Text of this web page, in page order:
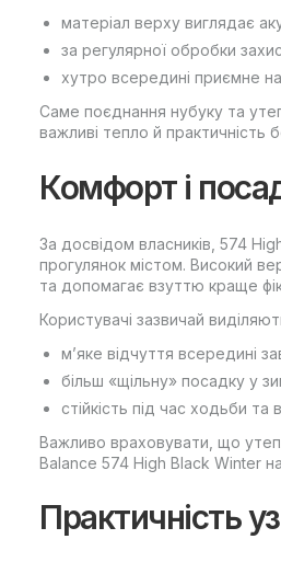
матеріал верху виглядає
за регулярної обробки
хутро всередині приємне
Саме поєднання нубуку та
важливі тепло й практичність
Комфорт і
За досвідом власників, 574
прогулянок містом. Високий
та допомагає взуттю краще
Користувачі зазвичай
м’яке відчуття всередині
більш «щільну» посадку у
стійкість під час ходьби та
Важливо враховувати, що
Balance 574 High Black Winter
Практичність